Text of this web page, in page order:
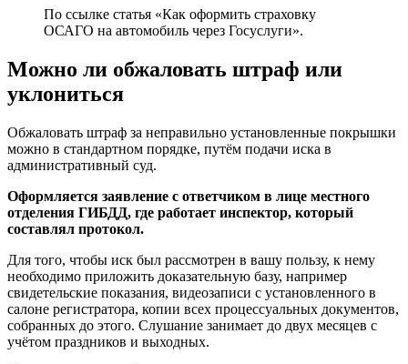
По ссылке статья «Как оформить страховку
ОСАГО на автомобиль через Госуслуги».
Можно ли обжаловать штраф или
уклониться
Обжаловать штраф за неправильно установленные покрышки
можно в стандартном порядке, путём подачи иска в
административный суд.
Оформляется заявление с ответчиком в лице местного
отделения ГИБДД, где работает инспектор, который
составлял протокол.
Для того, чтобы иск был рассмотрен в вашу пользу, к нему
необходимо приложить доказательную базу, например
свидетельские показания, видеозаписи с установленного в
салоне регистратора, копии всех процессуальных документов,
собранных до этого. Слушание занимает до двух месяцев с
учётом праздников и выходных.